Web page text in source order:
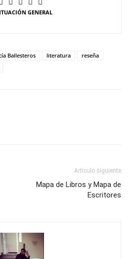
GENERAL
Ballesteros literatura
reseña
Artículo siguiente
Mapa de Libros y Mapa de
Escritores